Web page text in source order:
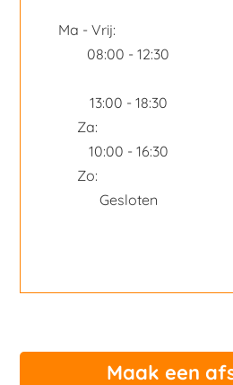
Ma - Vrij:
08:00 - 12:30
13:00 - 18:30
Za:
10:00 - 16:30
Zo:
Gesloten
Maak een